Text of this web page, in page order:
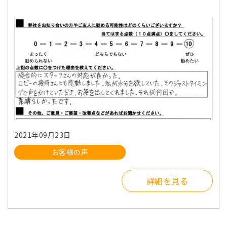
2021年09月23日
お客様の声
詳細を見る